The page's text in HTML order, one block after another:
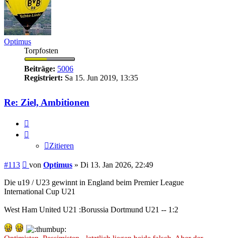
Optimus
Torpfosten
Beiträge: 5006
Registriert: Sa 15. Jun 2019, 13:35
Re: Ziel, Ambitionen
Zitieren
#113 Beitrag
von Optimus » Di 13. Jan 2026, 22:49
Die u19 / U23 gewinnt in England beim Premier League
International Cup U21
West Ham United U21 :Borussia Dortmund U21 -- 1:2